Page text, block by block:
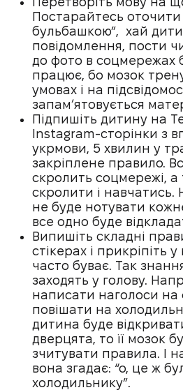
Постарайтесь
бульбашкою”, хай
повідомлення, пости
до фото в соцмережах
працює, бо мозок
умовах і на
запамʼятовується
Підпишіть дитину на
Instagram-сторінки з
укрмови, 5 хвилин у
закріплене правило.
скролить соцмережі, а
скролити і навчатись.
не буде нотувати
все одно буде
Випишіть складні
стікерах і прикріпіть у
часто буває. Так
заходять у голову.
написати наголоси на
повішати на
дитина буде
дверцята, то її мозок
зчитувати правила. І
вона згадає: “о, це ж
холодильнику”.